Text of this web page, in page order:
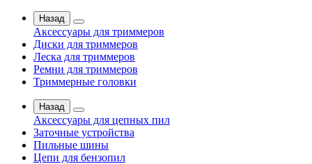
Назад
Аксессуары для триммеров
Диски для триммеров
Леска для триммеров
Ремни для триммеров
Триммерные головки
Назад
Аксессуары для цепных пил
Заточные устройства
Пильные шины
Цепи для бензопил